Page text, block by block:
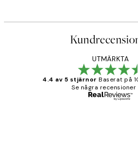
UTMÄRKTA
4.4 av 5 stjärnor Baserat på
Se några recensioner